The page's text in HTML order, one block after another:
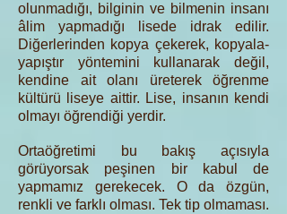
olunmadığı, bilginin ve bilmenin insanı
âlim yapmadığı lisede idrak edilir.
Diğerlerinden kopya çekerek, kopyala-
yapıştır yöntemini kullanarak değil,
kendine ait olanı üreterek öğrenme
kültürü liseye aittir. Lise, insanın kendi
olmayı öğrendiği yerdir.
Ortaöğretimi bu bakış açısıyla
görüyorsak peşinen bir kabul de
yapmamız gerekecek. O da özgün,
renkli ve farklı olması. Tek tip olmaması.